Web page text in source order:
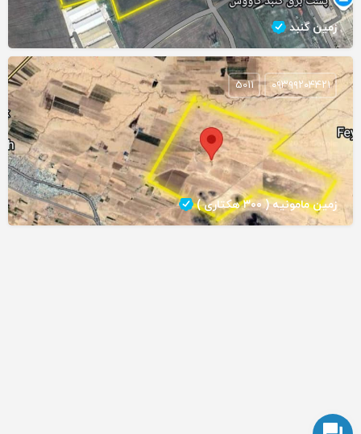
زمین گنبد
زمین مامونیه ( ۳۰۰ هکتاری )
۰۹۳۹۹۲۰۴۴۲۱ 5011